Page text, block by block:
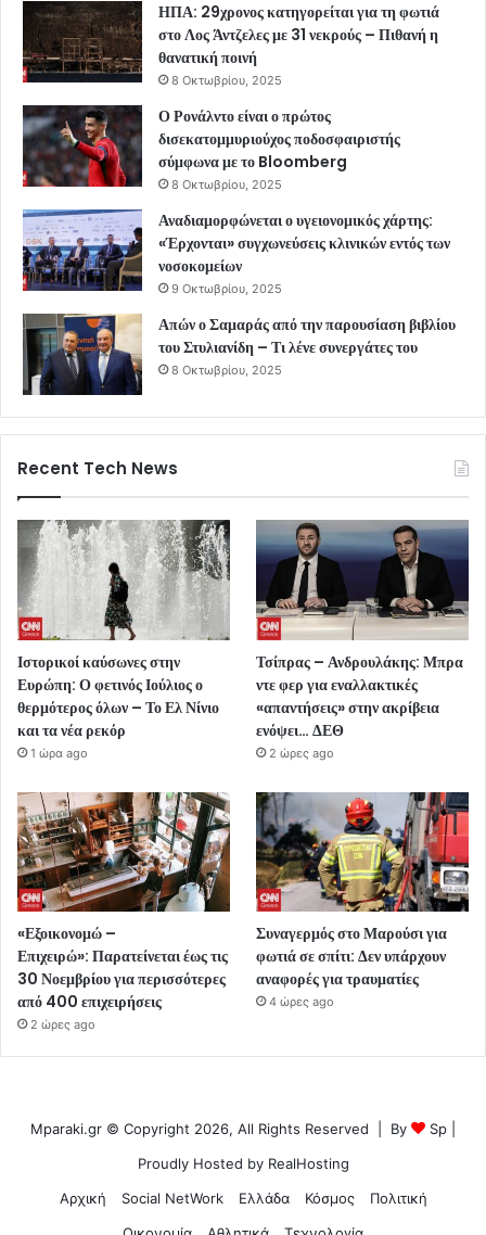
ΗΠΑ: 29χρονος κατηγορείται για τη φωτιά
στο Λος Άντζελες με 31 νεκρούς – Πιθανή η
θανατική ποινή
8 Οκτωβρίου, 2025
Ο Ρονάλντο είναι ο πρώτος
δισεκατομμυριούχος ποδοσφαιριστής
σύμφωνα με το Bloomberg
8 Οκτωβρίου, 2025
Αναδιαμορφώνεται ο υγειονομικός χάρτης:
«Έρχονται» συγχωνεύσεις κλινικών εντός των
νοσοκομείων
9 Οκτωβρίου, 2025
Απών ο Σαμαράς από την παρουσίαση βιβλίου
του Στυλιανίδη – Τι λένε συνεργάτες του
8 Οκτωβρίου, 2025
Recent Tech News
Ιστορικοί καύσωνες στην
Ευρώπη: Ο φετινός Ιούλιος ο
θερμότερος όλων – Το Ελ Νίνιο
και τα νέα ρεκόρ
1 ώρα ago
Τσίπρας – Ανδρουλάκης: Μπρα
ντε φερ για εναλλακτικές
«απαντήσεις» στην ακρίβεια
ενόψει… ΔΕΘ
2 ώρες ago
«Εξοικονομώ –
Επιχειρώ»: Παρατείνεται έως τις
30 Νοεμβρίου για περισσότερες
από 400 επιχειρήσεις
2 ώρες ago
Συναγερμός στο Μαρούσι για
φωτιά σε σπίτι: Δεν υπάρχουν
αναφορές για τραυματίες
4 ώρες ago
Mparaki.gr © Copyright 2026, All Rights Reserved | By Sp
Proudly Hosted by RealHosting
Αρχική
Social NetWork Ελλάδα Κόσμος
Πολιτική